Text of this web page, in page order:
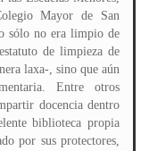
Mayor de San
sólo no era limpio de
de limpieza de
laxa-, sino que aún
Entre otros
docencia dentro
biblioteca propia
por sus protectores,